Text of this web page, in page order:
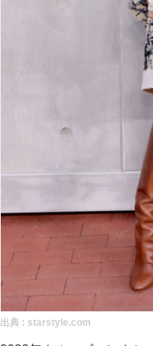
出典 : starstyle.com